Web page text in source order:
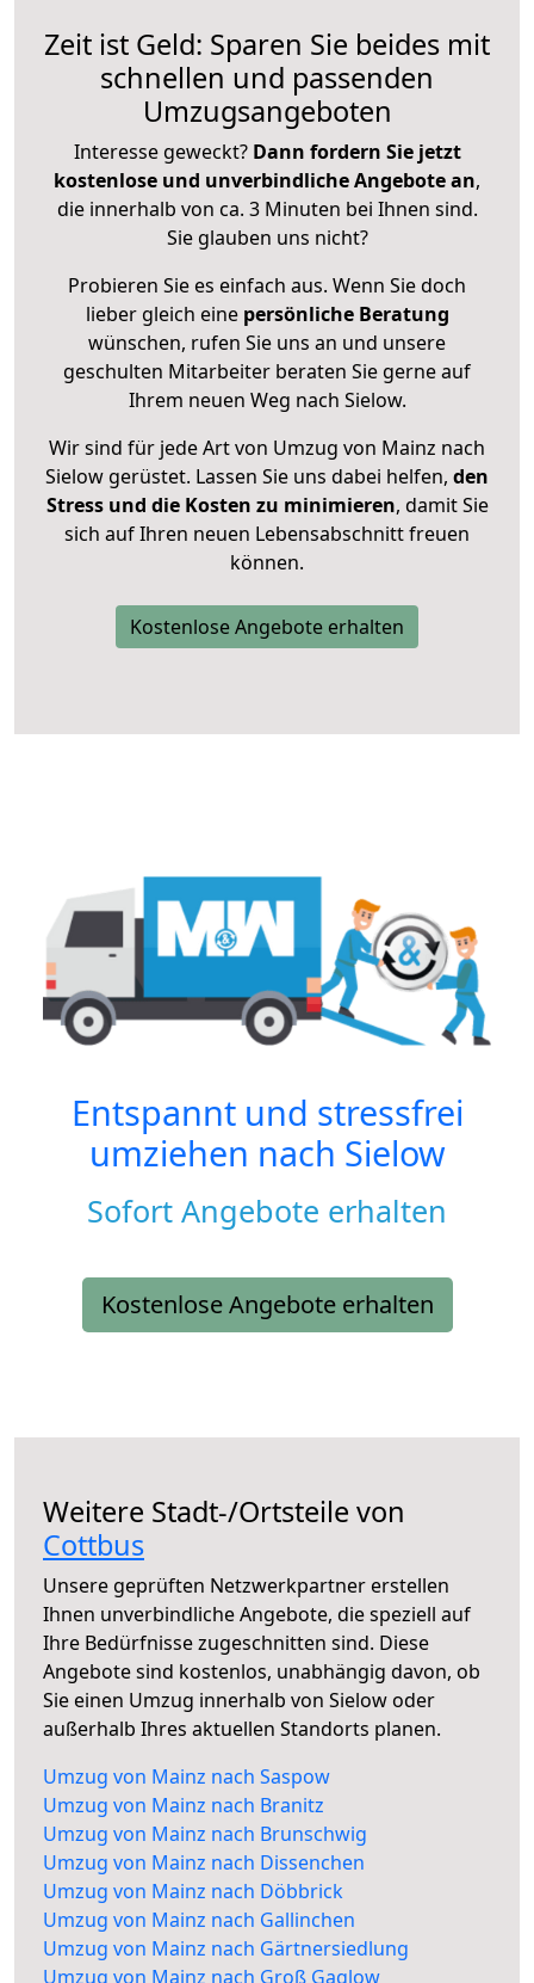
Zeit ist Geld: Sparen Sie beides mit
schnellen und passenden
Umzugsangeboten
Interesse geweckt? Dann fordern Sie jetzt
kostenlose und unverbindliche Angebote an,
die innerhalb von ca. 3 Minuten bei Ihnen sind.
Sie glauben uns nicht?
Probieren Sie es einfach aus. Wenn Sie doch
lieber gleich eine persönliche Beratung
wünschen, rufen Sie uns an und unsere
geschulten Mitarbeiter beraten Sie gerne auf
Ihrem neuen Weg nach Sielow.
Wir sind für jede Art von Umzug von Mainz nach
Sielow gerüstet. Lassen Sie uns dabei helfen, den
Stress und die Kosten zu minimieren, damit Sie
sich auf Ihren neuen Lebensabschnitt freuen
können.
Kostenlose Angebote erhalten
Entspannt und stressfrei
umziehen nach Sielow
Sofort Angebote erhalten
Kostenlose Angebote erhalten
Weitere Stadt-/Ortsteile von
Cottbus
Unsere geprüften Netzwerkpartner erstellen
Ihnen unverbindliche Angebote, die speziell auf
Ihre Bedürfnisse zugeschnitten sind. Diese
Angebote sind kostenlos, unabhängig davon, ob
Sie einen Umzug innerhalb von Sielow oder
außerhalb Ihres aktuellen Standorts planen.
Umzug von Mainz nach Saspow
Umzug von Mainz nach Branitz
Umzug von Mainz nach Brunschwig
Umzug von Mainz nach Dissenchen
Umzug von Mainz nach Döbbrick
Umzug von Mainz nach Gallinchen
Umzug von Mainz nach Gärtnersiedlung
Umzug von Mainz nach Groß Gaglow